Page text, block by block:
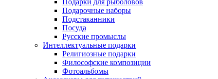
Подарки для рыболовов
Подарочные наборы
Подстаканники
Посуда
Русские промыслы
Интеллектуальные подарки
Религиозные подарки
Философские композиции
Фотоальбомы